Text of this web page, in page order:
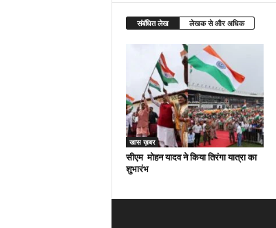
संबंधित लेख लेखक से और अधिक
खास ख़बर
सीएम मोहन यादव ने किया तिरंगा यात्रा का
शुभारंभ